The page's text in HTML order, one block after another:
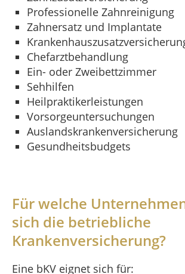
Professionelle Zahnreinigung
Zahnersatz und Implantate
Chefarztbehandlung
Ein- oder Zweibettzimmer
Sehhilfen
Heilpraktikerleistungen
Vorsorgeuntersuchungen
Auslandskrankenversicherung
Gesundheitsbudgets
Für welche
sich die betriebliche
Krankenversicherung?
Eine bKV eignet sich für: